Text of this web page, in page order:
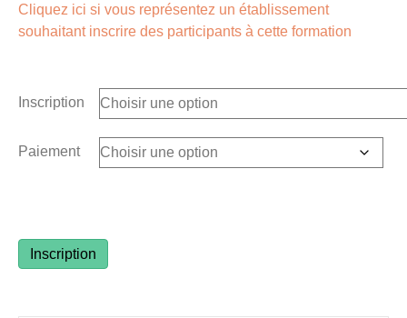
Cliquez ici si vous représentez un établissement
souhaitant inscrire des participants à cette formation
Inscription
Paiement
quantité
de
niveau
Inscription